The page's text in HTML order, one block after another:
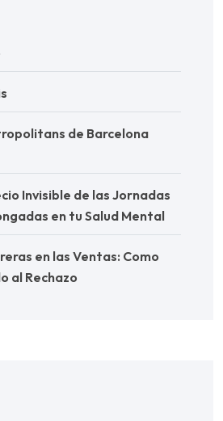
de Barcelona
Invisible de las Jornadas
en tu Salud Mental
en las Ventas: Como
al Rechazo